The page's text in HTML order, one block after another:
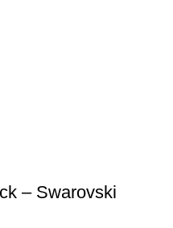
– Swarovski